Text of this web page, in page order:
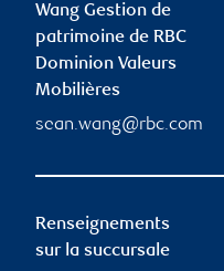
Wang Gestion de
patrimoine de RBC
Dominion Valeurs
Mobilières
sean.wang@rbc.com
Renseignements
sur la succursale